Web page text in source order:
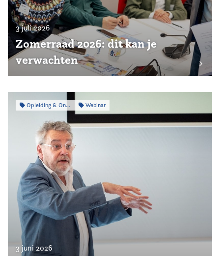
3 juli 2026
Zomerraad 2026: dit kan je
verwachten
Opleiding & Ontwikkeling Webinar
3 juni 2026